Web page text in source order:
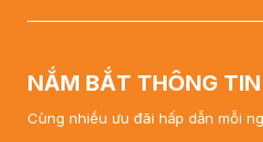
NẮM BẮT THÔNG
Cùng nhiều ưu đãi hấp dẫn mỗi